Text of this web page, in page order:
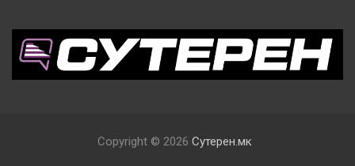
Copyright © 2026 Сутерен.мк